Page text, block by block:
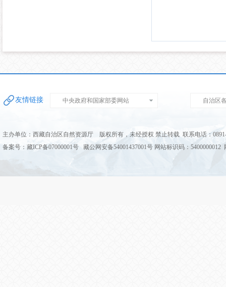
友情链接 中央政府和国家部委网站 自治区
主办单位：西藏自治区自然资源厅 版权所有，未经授权 禁止转载 联系电话：
备案号：藏ICP备07000001号 藏公网安备54001437001号 网站标识码：5400000012